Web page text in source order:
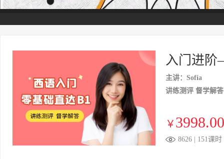
入门进阶
主讲：Sofía
讲练测评 督学解
￥ 3998.00
8626 | 151课时